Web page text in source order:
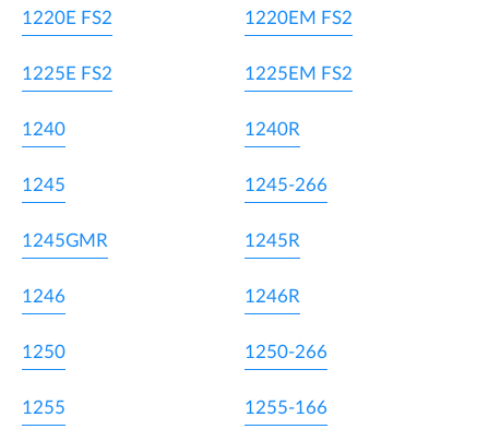
1220E FS2 1220EM FS2
1225E FS2 1225EM FS2
1240 1240R
1245 1245-266
1245GMR 1245R
1246 1246R
1250 1250-266
1255 1255-166